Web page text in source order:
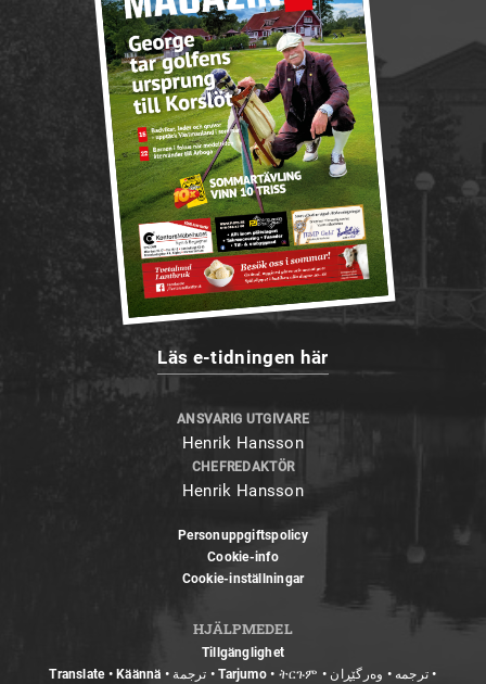
Läs e-tidningen här
ANSVARIG UTGIVARE
Henrik Hansson
CHEFREDAKTÖR
Henrik Hansson
Personuppgiftspolicy
Cookie-info
Cookie-inställningar
HJÄLPMEDEL
Tillgänglighet
Translate • Käännä • ترجمة • Tarjumo • ትርጉም • ترجمه • وەرگێڕان •